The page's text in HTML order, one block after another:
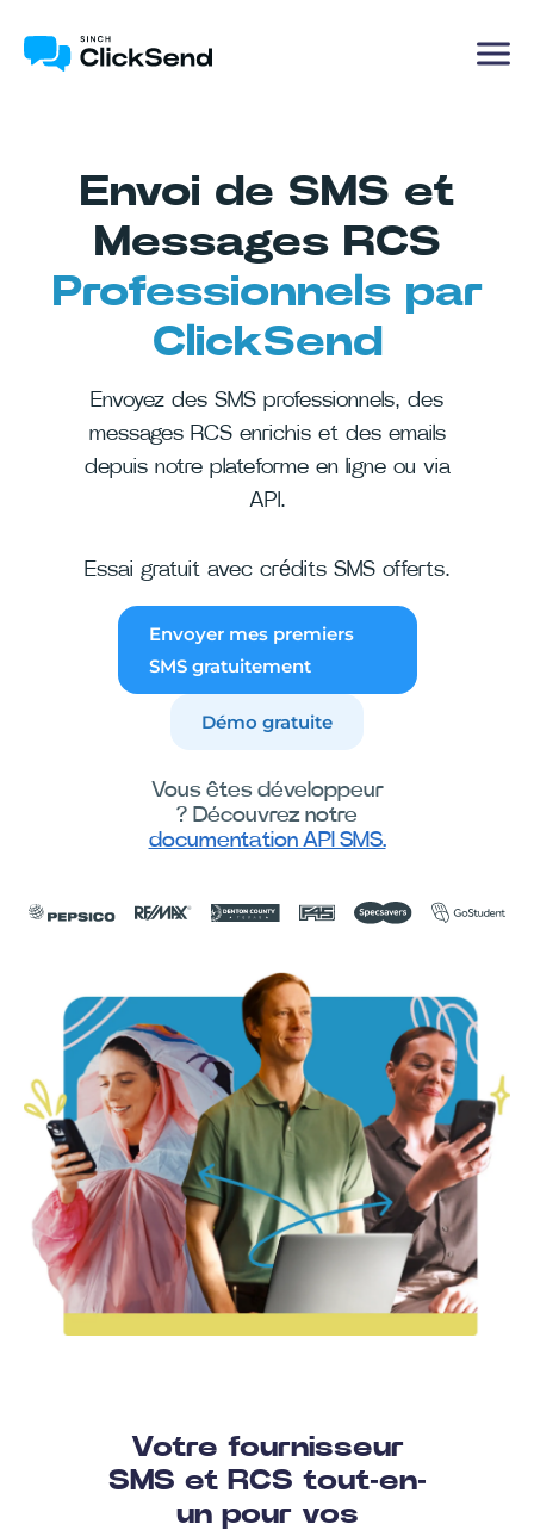
Envoi de SMS et
Messages RCS
Professionnels par
ClickSend
Envoyez des SMS professionnels, des
messages RCS enrichis et des emails
depuis notre plateforme en ligne ou via
API.
Essai gratuit avec crédits SMS offerts.
Envoyer mes premiers
SMS gratuitement
Démo gratuite
Vous êtes développeur
? Découvrez notre
documentation API SMS.
Votre fournisseur
SMS et RCS tout-en-
un pour vos